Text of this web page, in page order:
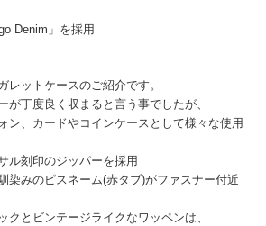
Denim」を採用
レットケースのご紹介です。
が丁度良く収まると言う事でしたが、
ン、カードやコインケースとして様々な使用
ル刻印のジッパーを採用
染みのピスネーム(赤タブ)がファスナー付近
クとビンテージライクなワッペンは、